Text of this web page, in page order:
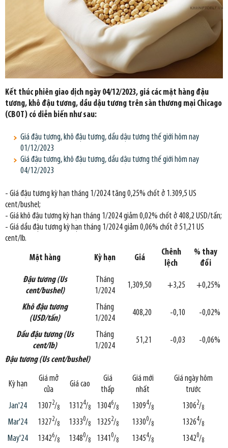
Kết thúc phiên giao dịch ngày 04/12/2023, giá các mặt hàng đậu
tương, khô đậu tương, dầu dậu tương trên sàn thương mại Chicago
(CBOT) có diễn biến như sau:
Giá đậu tương, khô đậu tương, dầu dậu tương thế giới hôm nay
01/12/2023
Giá đậu tương, khô đậu tương, dầu dậu tương thế giới hôm nay
04/12/2023
- Giá đậu tương kỳ hạn tháng 1/2024 tăng 0,25% chốt ở 1.309,5 US
cent/bushel;
- Giá khô đậu tương kỳ hạn tháng 1/2024 giảm 0,02% chốt ở 408,2 USD/tấn;
- Giá dầu đậu tương kỳ hạn tháng 1/2024 giảm 0,06% chốt ở 51,21 US
cent/lb.
Mặt hàng Kỳ hạn Giá
Chênh
lệch
% thay
đổi
Đậu tương (Us
cent/bushel)
Tháng
1/2024
1,309,50 +3,25 +0,25%
Khô đậu tương
(USD/tấn)
Tháng
1/2024
408,20 -0,10 -0,02%
Dầu đậu tương (Us
cent/lb)
Tháng
1/2024
51,21 -0,03 -0,06%
Đậu tương (Us cent/bushel)
Kỳ hạn
Giá mở
cửa
Giá cao
Giá
thấp
Giá mới
nhất
Giá ngày hôm
trước
Jan'24
13072/8 13124/8 13046/8 13094/8 13062/8
Mar'24 13272/8 13330/8 13252/8 13300/8 13264/8
May'24 13426/8 13480/8 1341 0/8 13454/8 13420/8